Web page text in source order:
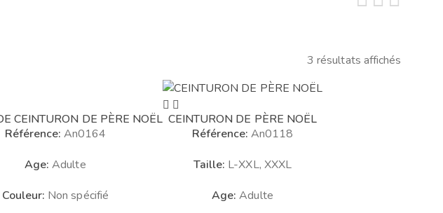
3 résultats affichés
par
prix
décroissant
CEINTURON DE PÈRE NOËL
Référence: An0164
Age: Adulte
Couleur: Non spécifié
CEINTURON DE PÈRE NOËL
Référence: An0118
Taille: L-XXL, XXXL
Age: Adulte